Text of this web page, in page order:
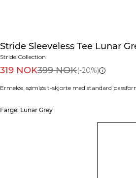
Stride Sleeveless Tee Lunar
Stride Collection
319 NOK399 NOK(-20%)
Ermeløs, sømløs t-skjorte med standard
Farge: Lunar Grey